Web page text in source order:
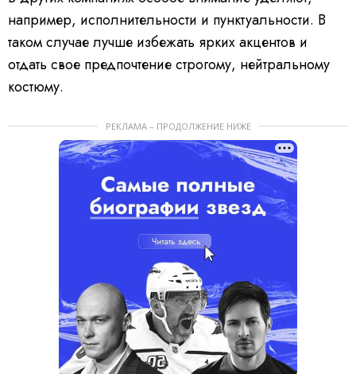
например, исполнительности и пунктуальности. В
таком случае лучше избежать ярких акцентов и
отдать свое предпочтение строгому, нейтральному
костюму.
РЕКЛАМА – ПРОДОЛЖЕНИЕ НИЖЕ